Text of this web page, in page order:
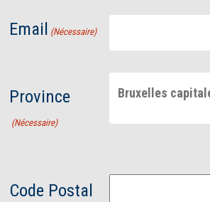
Email (Nécessaire)
Province
(Nécessaire)
Bruxelles
Code Postal